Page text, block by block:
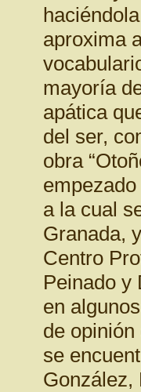
aproxima
mayoría
apática
del ser,
obra
a la cual
Granada,
Centro
Peinado y
en
de
se
González,